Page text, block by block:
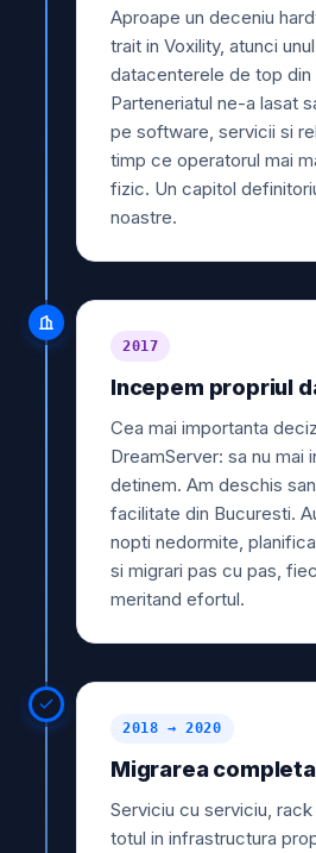
Aproape un deceniu
trait in Voxility, atunci
datacenterele de top din
Parteneriatul ne-a lasat
pe software, servicii si
timp ce operatorul mai
fizic. Un capitol
noastre.
2017
Incepem propriul
Cea mai importanta
DreamServer: sa nu mai
detinem. Am deschis
facilitate din Bucuresti.
nopti nedormite,
si migrari pas cu pas,
meritand efortul.
2018 → 2020
Migrarea completa
Serviciu cu serviciu,
totul in infrastructura